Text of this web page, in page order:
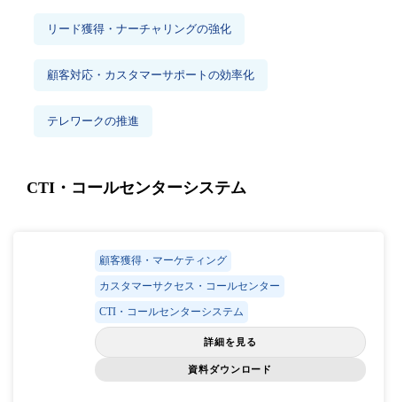
リード獲得・ナーチャリングの強化
顧客対応・カスタマーサポートの効率化
テレワークの推進
CTI・コールセンターシステム
顧客獲得・マーケティング
カスタマーサクセス・コールセンター
CTI・コールセンターシステム
詳細を見る
資料ダウンロード